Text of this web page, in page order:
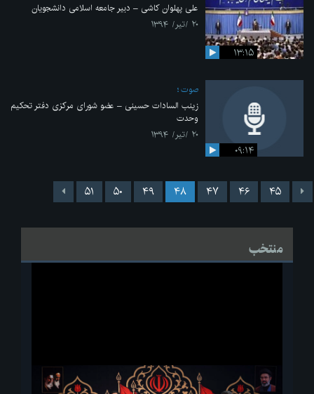
۱۳:۱۵
علی پهلوان کاشی – دبیر جامعه اسلامی دانشجویان
۲۰ /تیر/ ۱۳۹۴
۰۹:۱۴
صوت
زینب السادات حسینی – عضو شورای مرکزی دفتر تحکیم
وحدت
۲۰ /تیر/ ۱۳۹۴
۴۵ ۴۶ ۴۷ ۴۸ ۴۹ ۵۰ ۵۱
منتخب